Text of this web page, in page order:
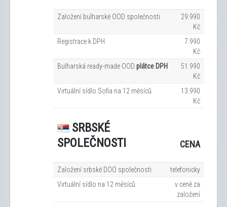
Založení bulharské OOD společnosti
29.990
Kč
Registrace k DPH
7.990
Kč
Bulharská ready-made OOD plátce DPH
51.990
Kč
Virtuální sídlo Sofia na 12 měsíců
13.990
Kč
SRBSKÉ
SPOLEČNOSTI
CENA
Založení srbské DOO společnosti
telefonicky
Virtuální sídlo na 12 měsíců
v ceně za
založení